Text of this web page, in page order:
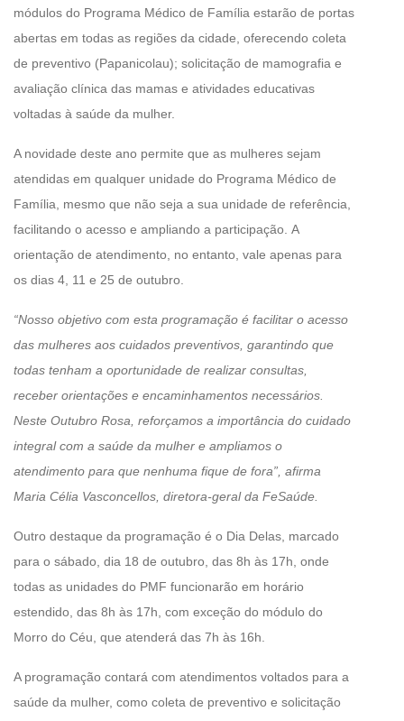
módulos do Programa Médico de Família estarão de portas
abertas em todas as regiões da cidade, oferecendo coleta
de preventivo (Papanicolau); solicitação de mamografia e
avaliação clínica das mamas e atividades educativas
voltadas à saúde da mulher.
A novidade deste ano permite que as mulheres sejam
atendidas em qualquer unidade do Programa Médico de
Família, mesmo que não seja a sua unidade de referência,
facilitando o acesso e ampliando a participação. A
orientação de atendimento, no entanto, vale apenas para
os dias 4, 11 e 25 de outubro.
“Nosso objetivo com esta programação é facilitar o acesso
das mulheres aos cuidados preventivos, garantindo que
todas tenham a oportunidade de realizar consultas,
receber orientações e encaminhamentos necessários.
Neste Outubro Rosa, reforçamos a importância do cuidado
integral com a saúde da mulher e ampliamos o
atendimento para que nenhuma fique de fora”, afirma
Maria Célia Vasconcellos, diretora-geral da FeSaúde.
Outro destaque da programação é o Dia Delas, marcado
para o sábado, dia 18 de outubro, das 8h às 17h, onde
todas as unidades do PMF funcionarão em horário
estendido, das 8h às 17h, com exceção do módulo do
Morro do Céu, que atenderá das 7h às 16h.
A programação contará com atendimentos voltados para a
saúde da mulher, como coleta de preventivo e solicitação